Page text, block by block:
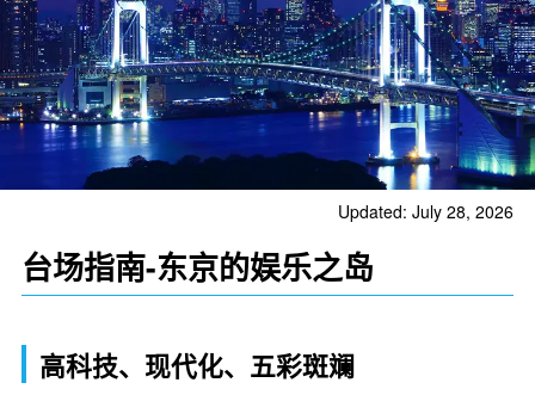
Updated: July 28, 2026
台场指南-东京的娱乐之岛
高科技、现代化、五彩斑斓